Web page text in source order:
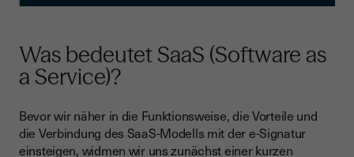
Was bedeutet SaaS (Software as
a Service)?
Bevor wir näher in die Funktionsweise, die Vorteile und
die Verbindung des SaaS-Modells mit der e-Signatur
einsteigen, widmen wir uns zunächst einer kurzen